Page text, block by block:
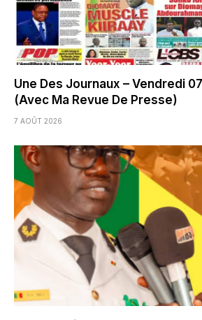
Une Des Journaux – Vendredi
(Avec Ma Revue De Presse)
7 AOÛT 2026